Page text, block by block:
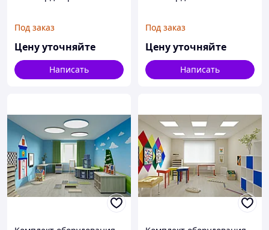
Под заказ
Цену уточняйте
Написать
Под заказ
Цену уточняйте
Написать